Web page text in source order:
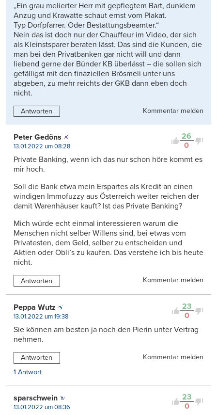
„Ein grau melierter Herr mit gepflegtem Bart, dunklem
Anzug und Krawatte schaut ernst vom Plakat.
Typ Dorfpfarrer. Oder Bestattungsbeamter.“
Nein das ist doch nur der Chauffeur im Video, der sich
als Kleinstsparer beraten lässt. Das sind die Kunden, die
man bei den Privatbanken gar nicht will und dann
liebend gerne der Bünder KB überlässt – die sollen sich
gefälligst mit den finaziellen Brösmeli unter uns
abgeben, zu mehr reichts der GKB dann eben doch
nicht.
Antworten Kommentar melden
26
0
Peter Gedöns
13.01.2022 um 08:28
Private Banking, wenn ich das nur schon höre kommt es
mir hoch.
Soll die Bank etwa mein Erspartes als Kredit an einen
windigen Immofuzzy aus Österreich weiter reichen der
damit Warenhäuser kauft? Ist das Private Banking?
Mich würde echt einmal interessieren warum die
Menschen nicht selber Willens sind, bei etwas vom
Privatesten, dem Geld, selber zu entscheiden und
Aktien oder Obli’s zu kaufen. Das verstehe ich bis heute
nicht.
Antworten Kommentar melden
23
0
Peppa Wutz
13.01.2022 um 19:38
Sie können am besten ja noch den Pierin unter Vertrag
nehmen.
Antworten
Kommentar melden
1 Antwort
23
0
sparschwein
13.01.2022 um 08:36